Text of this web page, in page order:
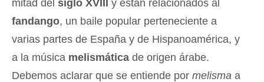
mitad del siglo XVIII y están relacionados al
fandango, un baile popular perteneciente a
varias partes de España y de Hispanoamérica, y
a la música melismática de origen árabe.
Debemos aclarar que se entiende por melisma a